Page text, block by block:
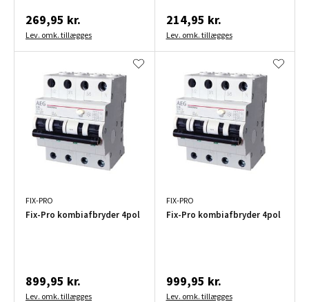
269,95 kr.
Lev. omk. tillægges
214,95 kr.
Lev. omk. tillægges
FIX-PRO
Fix-Pro kombiafbryder 4pol
899,95 kr.
Lev. omk. tillægges
FIX-PRO
Fix-Pro kombiafbryder 4pol
999,95 kr.
Lev. omk. tillægges